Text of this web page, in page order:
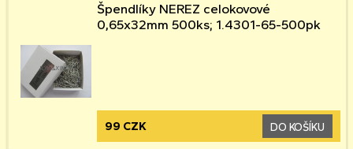
Špendlíky NEREZ celokovové
0,65x32mm 500ks; 1.4301-65-500pk
99 CZK DO KOŠÍKU